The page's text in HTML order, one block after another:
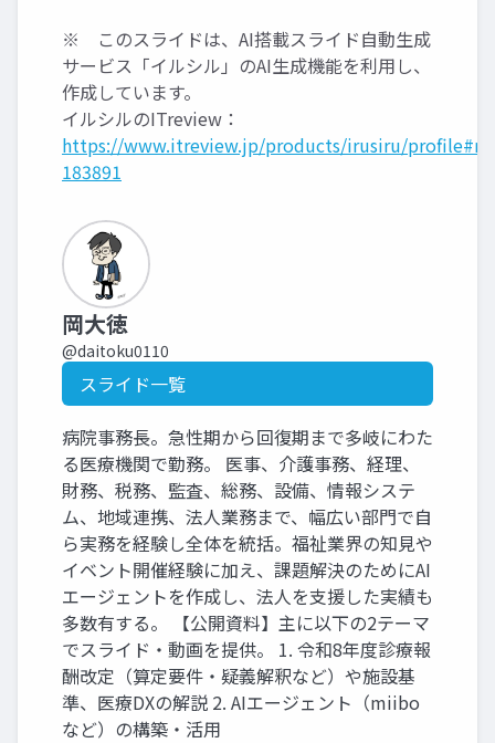
※ このスライドは、AI搭載スライド自動生成
サービス「イルシル」のAI生成機能を利用し、
作成しています。
イルシルのITreview：
https://www.itreview.jp/products/irusiru/
183891
岡大徳
@daitoku0110
スライド一覧
病院事務長。急性期から回復期まで多岐にわた
る医療機関で勤務。 医事、介護事務、経理、
財務、税務、監査、総務、設備、情報システ
ム、地域連携、法人業務まで、幅広い部門で自
ら実務を経験し全体を統括。福祉業界の知見や
イベント開催経験に加え、課題解決のためにAI
エージェントを作成し、法人を支援した実績も
多数有する。 【公開資料】主に以下の2テーマ
でスライド・動画を提供。 1. 令和8年度診療報
酬改定（算定要件・疑義解釈など）や施設基
準、医療DXの解説 2. AIエージェント（miibo
など）の構築・活用